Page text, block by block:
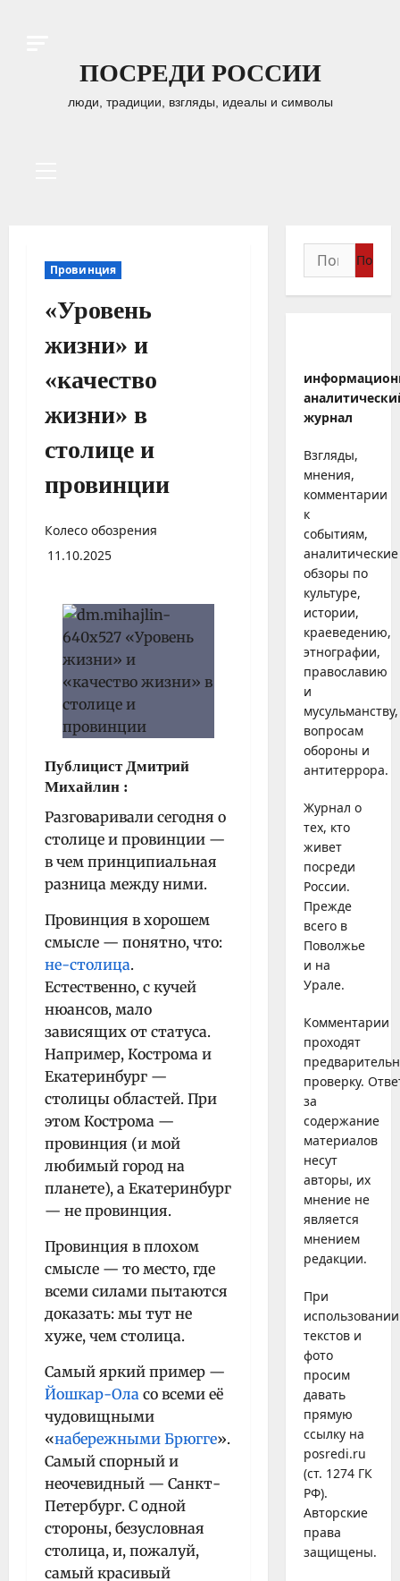
ПОСРЕДИ РОССИИ
люди, традиции, взгляды, идеалы и символы
Провинция
«Уровень
жизни» и
«качество
жизни» в
столице и
провинции
Колесо обозрения
11.10.2025
Публицист Дмитрий
Михайлин :
Разговаривали сегодня о
столице и провинции —
в чем принципиальная
разница между ними.
Провинция в хорошем
смысле — понятно, что:
не-столица.
Естественно, с кучей
нюансов, мало
зависящих от статуса.
Например, Кострома и
Екатеринбург —
столицы областей. При
этом Кострома —
провинция (и мой
любимый город на
планете), а Екатеринбург
— не провинция.
Провинция в плохом
смысле — то место, где
всеми силами пытаются
доказать: мы тут не
хуже, чем столица.
Самый яркий пример —
Йошкар-Ола со всеми её
чудовищными
«набережными Брюгге».
Самый спорный и
неочевидный — Санкт-
Петербург. С одной
стороны, безусловная
столица, и, пожалуй,
самый красивый
Найти:
журнал
Взгляды,
мнения,
комментарии
к
событиям,
аналитические
обзоры по
культуре,
истории,
краеведению,
этнографии,
православию
и
мусульманству,
вопросам
обороны и
антитеррора.
Журнал о
тех, кто
живет
посреди
России.
Прежде
всего в
Поволжье
и на
Урале.
Комментарии
проходят
проверку.
за
содержание
материалов
несут
авторы, их
мнение не
является
мнением
редакции.
При
использовании
текстов и
фото
просим
давать
прямую
ссылку на
posredi.ru
(ст. 1274 ГК
РФ).
Авторские
права
защищены.